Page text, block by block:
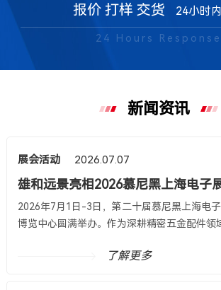
报价 打样 交货
24小时
24 Hours Response
新闻资讯
展会活动 2026.07.07
雄和远景亮相2026慕尼黑上海电子
创新赋能多领域智造升级
2026年7月1日-3日，第二十届慕尼黑上海电
博览中心圆满举办。作为深耕精密五金配件领
化解决方案亮相展会，面向汽车、航空航天、
了解更多